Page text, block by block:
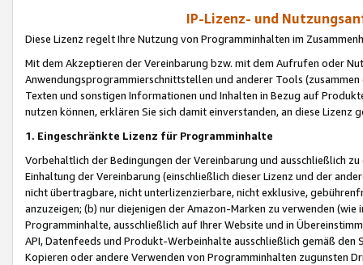
IP-Lizenz- und
Diese Lizenz regelt Ihre Nutzung von Programminhalten im
Mit dem Akzeptieren der Vereinbarung bzw. mit dem Aufrufen oder
Anwendungsprogrammierschnittstellen und anderer Tools (zusammen
Texten und sonstigen Informationen und Inhalten in Bezug auf
nutzen können, erklären Sie sich damit einverstanden, an diese Lizenz
1. Eingeschränkte Lizenz für Programminhalte
Vorbehaltlich der Bedingungen der Vereinbarung und ausschließlich
Einhaltung der Vereinbarung (einschließlich dieser Lizenz und der
nicht übertragbare, nicht unterlizenzierbare, nicht exklusive,
anzuzeigen; (b) nur diejenigen der Amazon-Marken zu verwenden
Programminhalte, ausschließlich auf Ihrer Website und in
API, Datenfeeds und Produkt-Werbeinhalte ausschließlich gemäß
Kopieren oder andere Verwenden von Programminhalten zugunsten